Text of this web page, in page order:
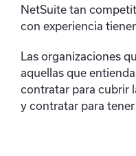
NetSuite tan
con experiencia
Las organizaciones
aquellas que
contratar para cubrir
y contratar para